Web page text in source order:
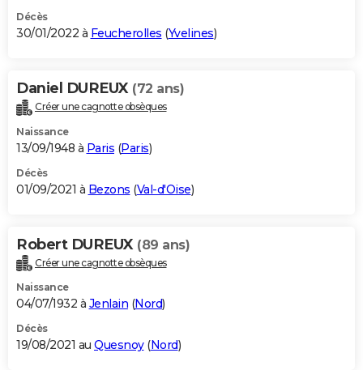
Décès
30/01/2022 à Feucherolles (Yvelines)
Daniel DUREUX (72 ans)
Créer une cagnotte obsèques
Naissance
13/09/1948 à Paris (Paris)
Décès
01/09/2021 à Bezons (Val-d'Oise)
Robert DUREUX (89 ans)
Créer une cagnotte obsèques
Naissance
04/07/1932 à Jenlain (Nord)
Décès
19/08/2021 au Quesnoy(Nord)